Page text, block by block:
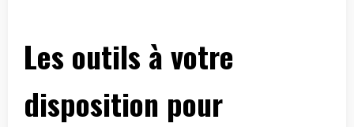
Les outils à votre
disposition pour